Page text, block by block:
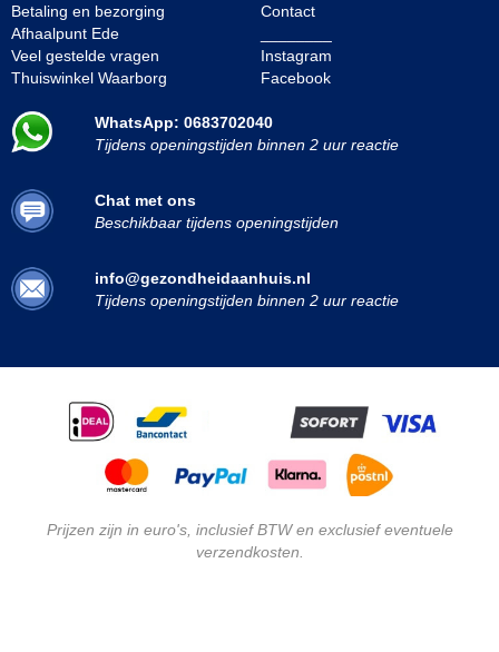
Betaling en bezorging
Afhaalpunt Ede
Veel gestelde vragen
Thuiswinkel Waarborg
Contact
Instagram
Facebook
WhatsApp: 0683702040
Tijdens openingstijden binnen 2 uur reactie
Chat met ons
Beschikbaar tijdens openingstijden
info@gezondheidaanhuis.nl
Tijdens openingstijden binnen 2 uur reactie
Prijzen zijn in euro's, inclusief BTW en exclusief eventuele
verzendkosten.